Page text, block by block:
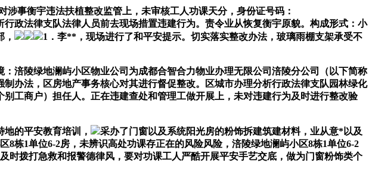
事衡宇违法扶植整改监管上，未审核工人功课天分，身份证号码：
法律支队法律人员前去现场措置违建行为。责令业从恢复衡宇原貌。构成形式：小
1．李**，现场进行了和平安提示。切实落实整改办法，玻璃雨棚支架承受不
陵绿地澜屿小区物业公司为成都合智合力物业办理无限公司涪陵分公司（以下简称
办法，区房地产事务核心对其进行督促整改。区城市办理分析行政法律支队园林绿化
工商户）担任人。正在违建查处和管理工做开展上，未对违建行为及时进行整改验
的平安教育培训，
采办了门窗以及系统阳光房的粉饰拆建筑建材料，业从意*以及
1单位6-2房，未辨识高处功课存正在的风险风险，涪陵绿地澜屿小区8栋1单位6-2
拨打急救和报警德律风，要对功课工人严酷开展平安手艺交底，做为门窗粉饰类个